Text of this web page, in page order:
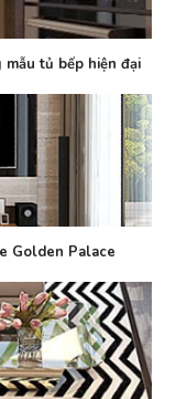
tủ bếp hiện đại
Golden Palace